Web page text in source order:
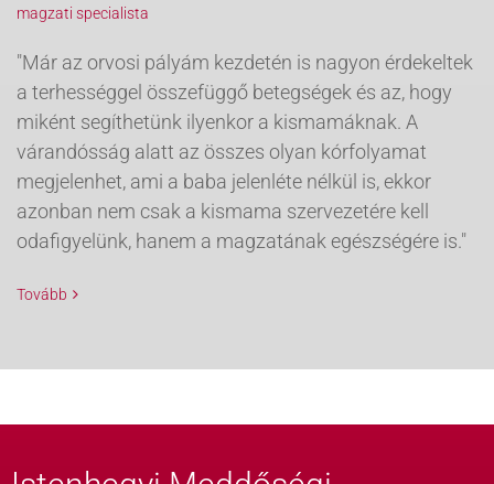
magzati specialista
"Már az orvosi pályám kezdetén is nagyon érdekeltek
a terhességgel összefüggő betegségek és az, hogy
miként segíthetünk ilyenkor a kismamáknak. A
várandósság alatt az összes olyan kórfolyamat
megjelenhet, ami a baba jelenléte nélkül is, ekkor
azonban nem csak a kismama szervezetére kell
odafigyelünk, hanem a magzatának egészségére is."
Tovább